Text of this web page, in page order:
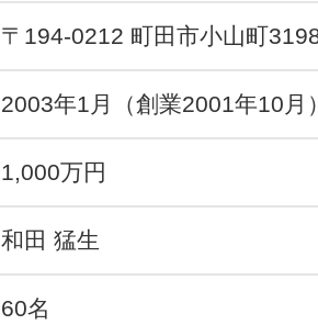
〒194-0212 町田市小山町
2003年1月（創業2001年10月）
1,000万円
和田 猛生
60名